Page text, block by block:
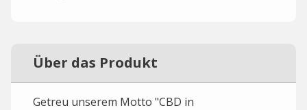
Über das Produkt
Getreu unserem Motto "CBD in